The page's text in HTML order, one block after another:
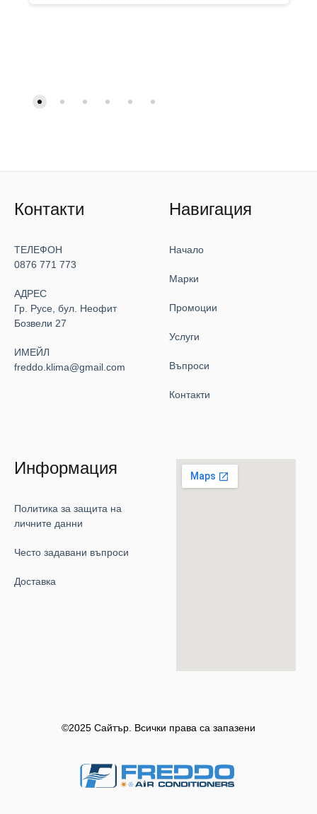
Контакти
ТЕЛЕФОН
0876 771 773
АДРЕС
Гр. Русе, бул. Неофит
Бозвели 27
ИМЕЙЛ
freddo.klima@gmail.com
Навигация
Начало
Марки
Промоции
Услуги
Въпроси
Контакти
Информация
Политика за защита на
личните данни
Често задавани въпроси
Доставка
©2025 Сайтър. Всички права са запазени